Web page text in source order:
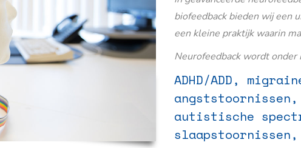
biofeedback bieden wij een
een kleine praktijk waarin
Neurofeedback wordt onder
ADHD/ADD,
autistische